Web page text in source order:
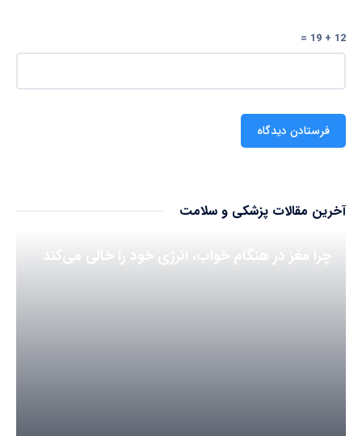
12 + 19 =
آخرین مقالات پزشکی و سلامت
چرا مغز در هنگام خواب، انرژی خود را خالی می‌کند